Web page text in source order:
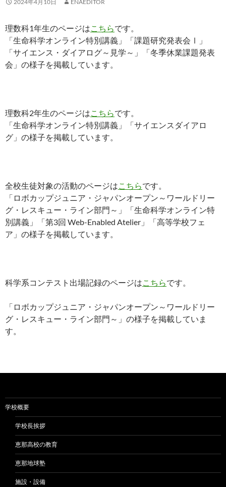
2024年4月10日 ENAEDITOR
理数科1年生のページはこちらです。
「生命科学オンライン特別講義」「課題研究発表会Ⅰ」
「サイエンス・ダイアログ～見学～」「冬季休業課題発表
会」の様子を掲載しています。
理数科2年生のページはこちらです。
「生命科学オンライン特別講義」「サイエンスダイアロ
グ」の様子を掲載しています。
全校生徒対象の活動のページはこちらです。
「ロボカップジュニア・ジャパンオープン～ワールドリー
グ・レスキュー・ライン部門～」「生命科学オンライン特
別講義」「第3回 Web-Enabled Atelier」「高等学校フェ
ア」の様子を掲載しています。
科学系コンテスト出場記録のページはこちらです。
「ロボカップジュニア・ジャパンオープン～ワールドリー
グ・レスキュー・ライン部門～」の様子を掲載していま
す。
学校概要
学校長挨拶
恵那高校の教育
恵那地球塾
施設・設備